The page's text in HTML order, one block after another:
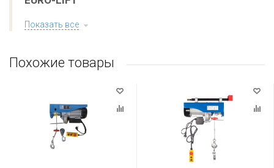
Показать все
Похожие товары